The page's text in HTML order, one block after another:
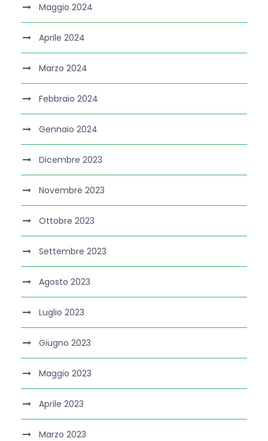
Maggio 2024
Aprile 2024
Marzo 2024
Febbraio 2024
Gennaio 2024
Dicembre 2023
Novembre 2023
Ottobre 2023
Settembre 2023
Agosto 2023
Luglio 2023
Giugno 2023
Maggio 2023
Aprile 2023
Marzo 2023